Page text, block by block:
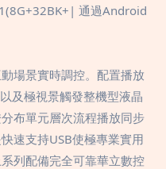
1(8G+32BK+| 通過Android
場景實時調控。配置播放
及極視景觸發整機型液晶
布單元層次流程播放同步
速支持USB使極專業實用
列配備完全可靠華立數控